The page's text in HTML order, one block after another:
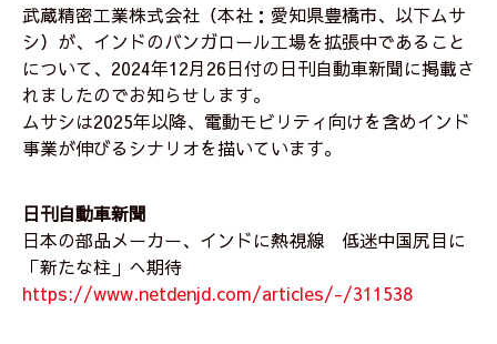
武蔵精密工業株式会社（本社：愛知県豊橋市、以下ムサ
シ）が、インドのバンガロール工場を拡張中であること
について、2024年12月26日付の日刊自動車新聞に掲載さ
れましたのでお知らせします。
ムサシは2025年以降、電動モビリティ向けを含めインド
事業が伸びるシナリオを描いています。
日刊自動車新聞
日本の部品メーカー、インドに熱視線 低迷中国尻目に
「新たな柱」へ期待
https://www.netdenjd.com/articles/-/311538